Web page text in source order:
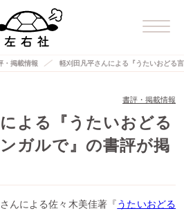
・掲載情報 軽刈田凡平さんによる『うたいおどる
書評・掲載情報
よる『うたいおどる
ガルで』の書評が掲
んによる佐々木美佳著『うたいおどる